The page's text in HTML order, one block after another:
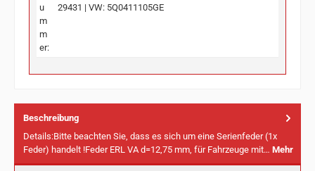
u
m
m
er:
29431 | VW: 5Q0411105GE
Beschreibung
Details:Bitte beachten Sie, dass es sich um eine Serienfeder (1x
Feder) handelt !Feder ERL VA d=12,75 mm, für Fahrzeuge mit… Mehr